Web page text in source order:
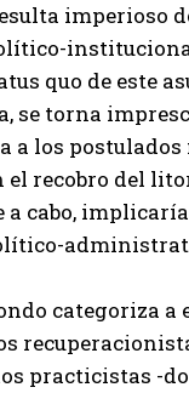
imperioso
quo de este
se torna
a los
el recobro del
a cabo,
categoriza a
practicistas -